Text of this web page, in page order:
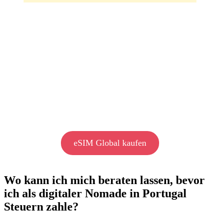
eSIM Global kaufen
Wo kann ich mich beraten lassen, bevor
ich als digitaler Nomade in Portugal
Steuern zahle?